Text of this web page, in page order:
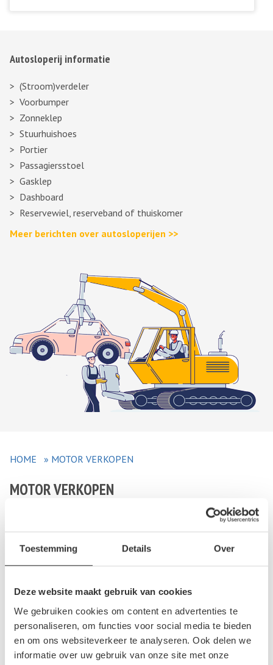
Toestemming Details Over
Deze website maakt gebruik van cookies
We gebruiken cookies om content en advertenties te
personaliseren, om functies voor social media te bieden
en om ons websiteverkeer te analyseren. Ook delen we
informatie over uw gebruik van onze site met onze
Autosloperij informatie
(Stroom)verdeler
Voorbumper
Zonneklep
Stuurhuishoes
Portier
Passagiersstoel
Gasklep
Dashboard
Reservewiel, reserveband of thuiskomer
Meer berichten over autosloperijen >>
HOME » MOTOR VERKOPEN
MOTOR VERKOPEN
Bent u in het bezit van een motorfiets en wilt u deze
verkopen? Bijvoorbeeld omdat het een oude motor is of
omdat de motor schade heeft opgelopen? Dan kunt u uw
motor inleveren bij een autosloperij. Een autosloop verdient
daarom in sommige gevallen geld geven voor uw
tweedehands motor. In sommige gevallen levert dat u meer
op dan dat u krijgt bij een particulier. Omdat de dienst gratis is,
kunt u verblijvend een poging wagen en contact met ons